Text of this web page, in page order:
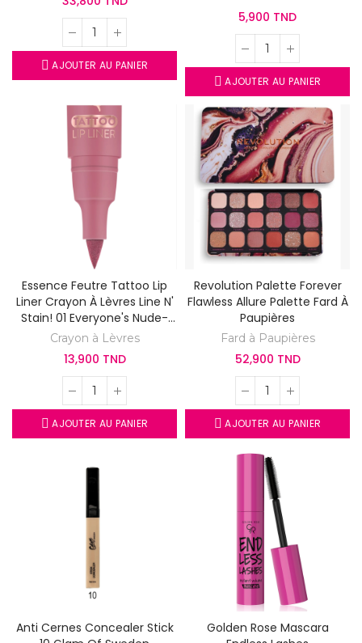
AJOUTER AU PANIER
5,900 TND
AJOUTER AU PANIER
Essence Feutre Tattoo Lip
Liner Crayon À Lèvres Line N'
Stain! 01 Everyone's Nude-
Pink
Crayon à Lèvres
13,900 TND
AJOUTER AU PANIER
Revolution Palette Forever
Flawless Allure Palette Fard À
Paupières
Fard à Paupières
52,900 TND
AJOUTER AU PANIER
Anti Cernes Concealer Stick
Golden Rose Mascara